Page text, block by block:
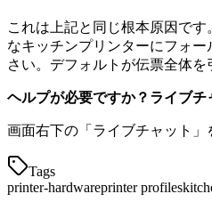
これは上記と同じ根本原因で
なキッチンプリンターにフォー
さい。デフォルトが伝票全体
ヘルプが必要ですか？ライブチ
画面右下の「ライブチャット」
Tags
printer-hardwareprinter profiles